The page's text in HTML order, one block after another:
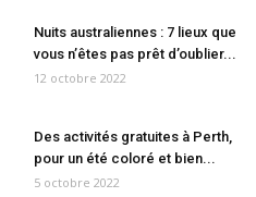
Nuits australiennes : 7 lieux que
vous n’êtes pas prêt d’oublier...
12 octobre 2022
Des activités gratuites à Perth,
pour un été coloré et bien...
5 octobre 2022